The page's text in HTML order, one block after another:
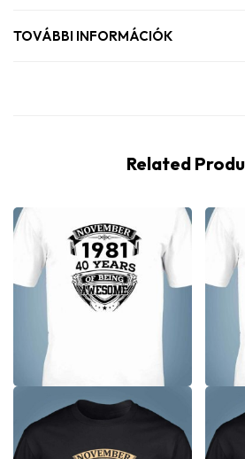
TOVÁBBI INFORMÁCIÓK
Related